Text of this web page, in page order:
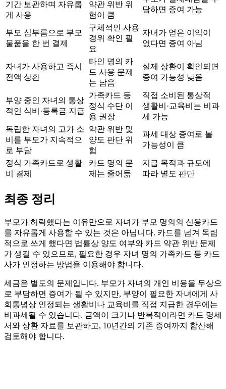
기간 보관하며 자유롭
게 사용
약관 위반 위
험이 큼
담하면 증여 가능
부모 심부름으로 부모
물품을 한 번 결제
구체적인 사용
경위 확인 필
요
자녀가 얻은 이익이
없다면 증여 아님
자녀가 사용하고 즉시
전액 상환
타인 명의 카
드 사용 문제
는 남음
실제 상환이 확인되면
증여 가능성 낮음
부양 중인 자녀의 통상
적인 식비·등록금 지급
가족카드 등
정식 수단 이
용 권장
직접 소비된 통상적
생활비·교육비는 비과
세 가능
독립한 자녀의 고가 소
비를 부모가 지속적으
로 부담
약관 위반 및
양도 판단 위
험
과세 대상 증여로 볼
가능성이 큼
정식 가족카드로 생활
비 결제
카드 명의 문
제는 줄어듦
지급 목적과 규모에
따라 별도 판단
최종 정리
부모가 허락했다는 이유만으로 자녀가 부모 명의의 신용카드
를 자유롭게 사용할 수 있는 것은 아닙니다. 카드를 넘겨 독립
적으로 쓰게 했다면 법률상 양도 여부와 카드 약관 위반 문제
가 생길 수 있으므로, 필요한 경우 자녀 명의 가족카드 등 카드
사가 인정하는 방법을 이용해야 합니다.
세금은 별도의 문제입니다. 부모가 자녀의 개인 비용을 무상으
로 부담하면 증여가 될 수 있지만, 부양이 필요한 자녀에게 사
회통념상 인정되는 생활비나 교육비를 직접 지급한 경우에는
비과세될 수 있습니다. 금액이 크거나 반복적이라면 카드 명세
서와 상환 자료를 보관하고, 10년간의 기존 증여까지 합산해
검토해야 합니다.